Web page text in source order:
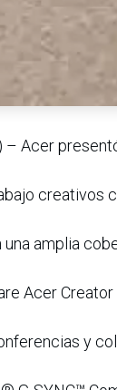
– Acer
creativos
amplia
Acer
y